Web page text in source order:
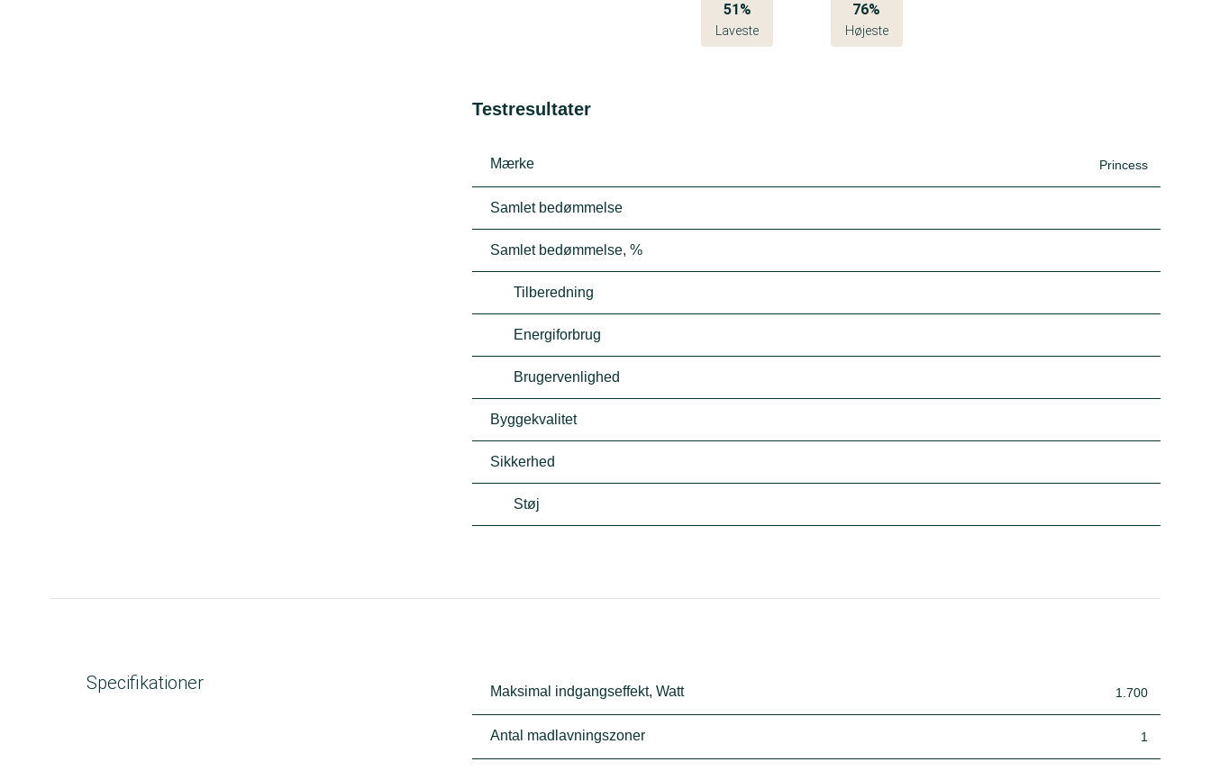
51%
Laveste
76%
Højeste
Testresultater
Mærke Princess
Samlet bedømmelse
Samlet bedømmelse, %
Tilberedning
Energiforbrug
Brugervenlighed
Byggekvalitet
Sikkerhed
Støj
Specifikationer Maksimal indgangseffekt, Watt 1.700
Antal madlavningszoner 1